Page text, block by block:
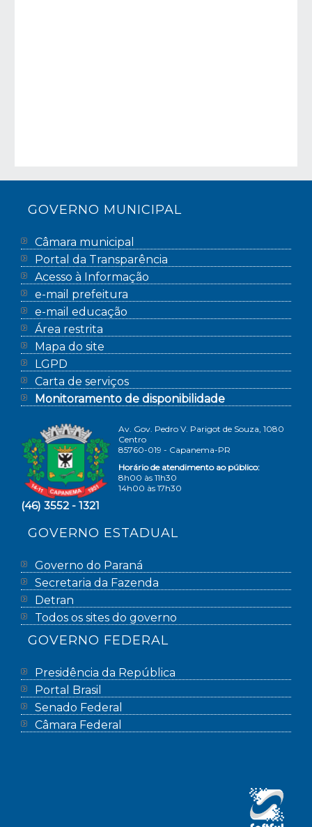
GOVERNO MUNICIPAL
Câmara municipal
Portal da Transparência
Acesso à Informação
e-mail prefeitura
e-mail educação
Área restrita
Mapa do site
LGPD
Carta de serviços
Monitoramento de disponibilidade
Av. Gov. Pedro V. Parigot de Souza, 1080
Centro
85760-019 - Capanema-PR
Horário de atendimento ao público:
8h00 às 11h30
14h00 às 17h30
(46) 3552 - 1321
GOVERNO ESTADUAL
Governo do Paraná
Secretaria da Fazenda
Detran
Todos os sites do governo
GOVERNO FEDERAL
Presidência da República
Portal Brasil
Senado Federal
Câmara Federal